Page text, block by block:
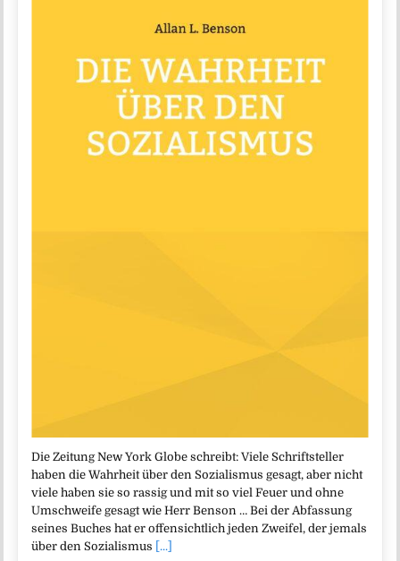
Die Zeitung New York Globe schreibt: Viele Schriftsteller
haben die Wahrheit über den Sozialismus gesagt, aber nicht
viele haben sie so rassig und mit so viel Feuer und ohne
Umschweife gesagt wie Herr Benson … Bei der Abfassung
seines Buches hat er offensichtlich jeden Zweifel, der jemals
über den Sozialismus [...]